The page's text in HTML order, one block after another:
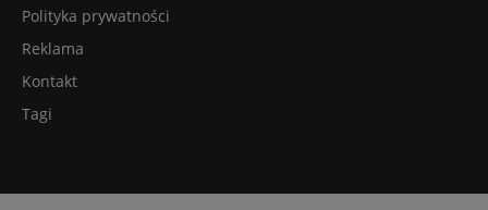
Polityka prywatności
Reklama
Kontakt
Tagi